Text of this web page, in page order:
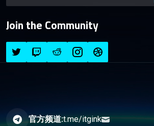
Join the Community
官方频道:t.me/itgink